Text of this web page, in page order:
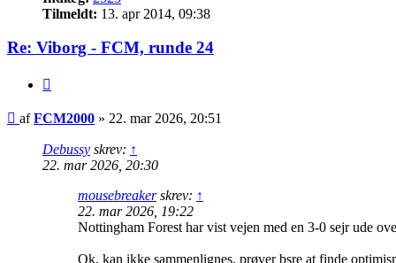
Tilmeldt: 13. apr 2014, 09:38
Re: Viborg - FCM, runde 24
Indlæg
afFCM2000 » 22. mar 2026, 20:51
Debussy skrev: ↑
22. mar 2026, 20:30
mousebreakerskrev: ↑
22. mar 2026, 19:22
Nottingham Forest har vist vejen med en 3-0 sejr ude
Ok, kan ikke sammenlignes, prøver bsre at finde